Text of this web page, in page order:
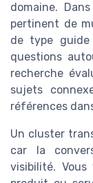
domaine.
pertinent de
de type
questions
recherche
sujets
références
Un cluster
car la
visibilité.